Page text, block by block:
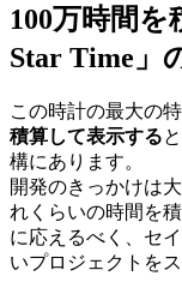
100万時間を
Star Time」
この時計の最大の特
積算して表示する
構にあります。
開発のきっかけは
れくらいの時間を
に応えるべく、セ
いプロジェクトを